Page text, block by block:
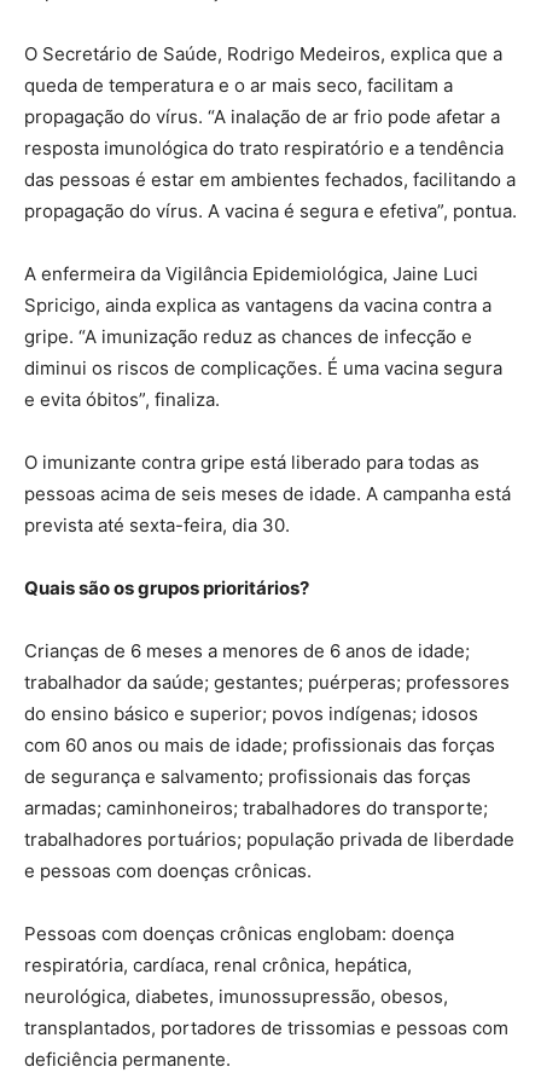
O Secretário de Saúde, Rodrigo Medeiros, explica que a
queda de temperatura e o ar mais seco, facilitam a
propagação do vírus. “A inalação de ar frio pode afetar a
resposta imunológica do trato respiratório e a tendência
das pessoas é estar em ambientes fechados, facilitando a
propagação do vírus. A vacina é segura e efetiva”, pontua.
A enfermeira da Vigilância Epidemiológica, Jaine Luci
Spricigo, ainda explica as vantagens da vacina contra a
gripe. “A imunização reduz as chances de infecção e
diminui os riscos de complicações. É uma vacina segura
e evita óbitos”, finaliza.
O imunizante contra gripe está liberado para todas as
pessoas acima de seis meses de idade. A campanha está
prevista até sexta-feira, dia 30.
Quais são os grupos prioritários?
Crianças de 6 meses a menores de 6 anos de idade;
trabalhador da saúde; gestantes; puérperas; professores
do ensino básico e superior; povos indígenas; idosos
com 60 anos ou mais de idade; profissionais das forças
de segurança e salvamento; profissionais das forças
armadas; caminhoneiros; trabalhadores do transporte;
trabalhadores portuários; população privada de liberdade
e pessoas com doenças crônicas.
Pessoas com doenças crônicas englobam: doença
respiratória, cardíaca, renal crônica, hepática,
neurológica, diabetes, imunossupressão, obesos,
transplantados, portadores de trissomias e pessoas com
deficiência permanente.